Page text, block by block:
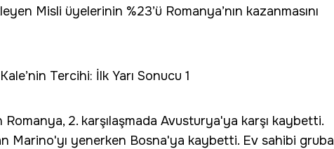
Misli üyelerinin %23’ü Romanya’nın kazanmasını
Tercihi: İlk Yarı Sonucu 1
2. karşılaşmada Avusturya'ya karşı kaybetti.
Marino'yı yenerken Bosna'ya kaybetti. Ev sahibi gruba